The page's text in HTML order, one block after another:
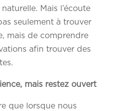
Mais l’écoute
seulement à trouver
mais de comprendre
afin trouver des
mais restez ouvert
que lorsque nous